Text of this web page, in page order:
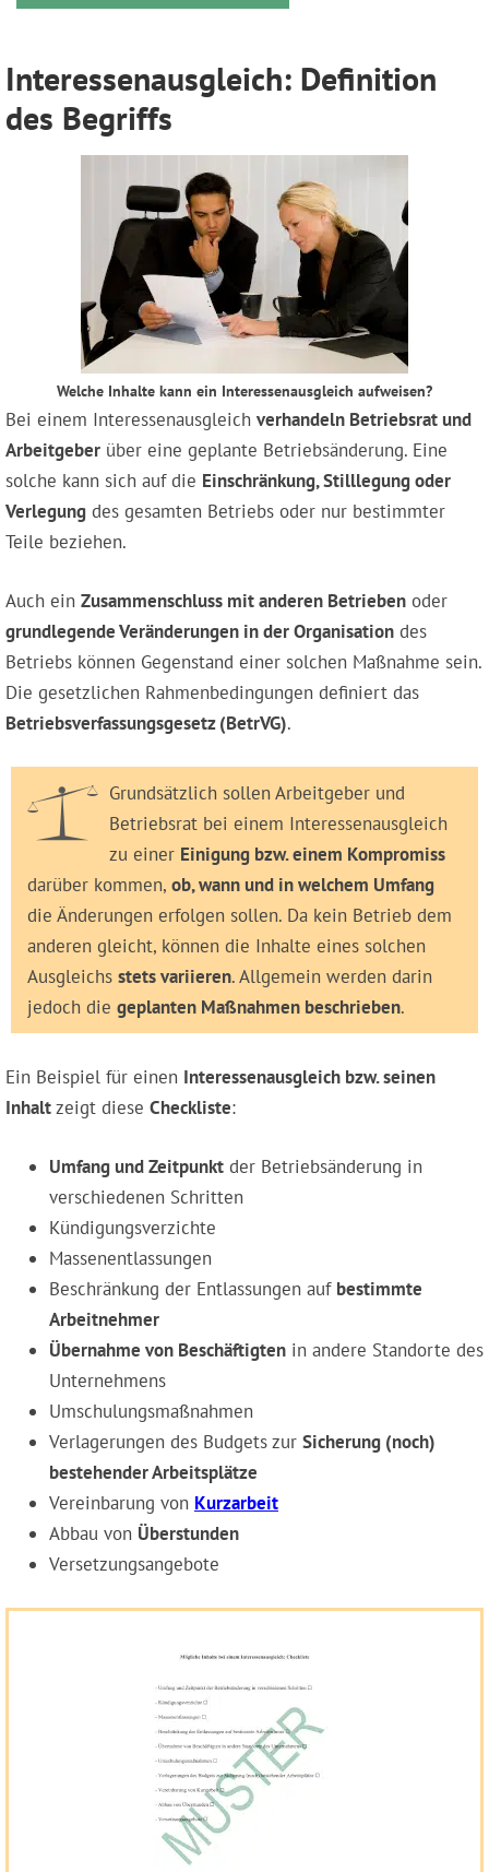
Interessenausgleich: Definition
des Begriffs
Welche Inhalte kann ein Interessenausgleich aufweisen?
Bei einem Interessenausgleich verhandeln Betriebsrat und
Arbeitgeber über eine geplante Betriebsänderung. Eine
solche kann sich auf die Einschränkung, Stilllegung oder
Verlegung des gesamten Betriebs oder nur bestimmter
Teile beziehen.
Auch ein Zusammenschluss mit anderen Betrieben oder
grundlegende Veränderungen in der Organis­ation des
Betriebs können Gegenstand einer solchen Maßnahme sein.
Die gesetzlichen Rahmen­be­ding­ung­en definiert das
Betriebs­ver­fassungs­gesetz (BetrVG).
Grundsätzlich sollen Arbeitgeber und
Betriebsrat bei einem Interessenausgleich
zu einer Einigung bzw. einem Kompromiss
darüber kommen, ob, wann und in welchem Umfang
die Änderungen erfolgen sollen. Da kein Betrieb dem
anderen gleicht, können die Inhalte eines solchen
Ausgleichs stets variieren. Allgemein werden darin
jedoch die geplanten Maßnahmen beschrieben.
Ein Beispiel für einen Interessenausgleich bzw. seinen
Inhaltzeigt diese Checkliste:
Umfang und Zeitpunkt der Betriebsänderung in
verschiedenen Schritten
Kündigungsverzichte
Massenentlassungen
Beschränkung der Entlassungen auf bestimmte
Arbeitnehmer
Übernahme von Beschäftigten in andere Standorte des
Unternehmens
Umschulungsmaßnahmen
Verlagerungen des Budgets zur Sicherung (noch)
bestehender Arbeitsplätze
Vereinbarung von Kurzarbeit
Abbau von Überstunden
Versetzungsangebote